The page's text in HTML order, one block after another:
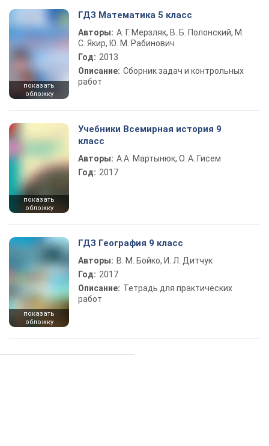
показать
обложку
ГДЗ Математика 5 класс
Авторы: А. Г. Мерзляк, В. Б. Полонский, М.
С. Якир, Ю. М. Рабинович
Год: 2013
Описание: Сборник задач и контрольных
работ
показать
обложку
Учебники Всемирная история 9
класс
Авторы: А.А. Мартынюк, О. А. Гисем
Год: 2017
показать
обложку
ГДЗ География 9 класс
Авторы: В. М. Бойко, И. Л. Дитчук
Год: 2017
Описание: Тетрадь для практических
работ